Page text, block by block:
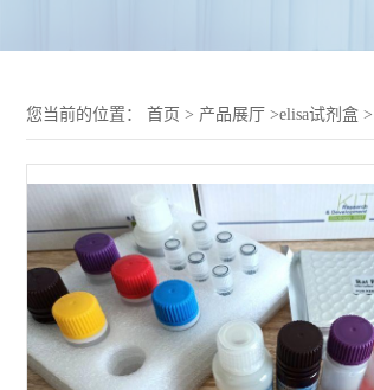
您当前的位置： 首页 > 产品展厅 >elisa试剂盒 >